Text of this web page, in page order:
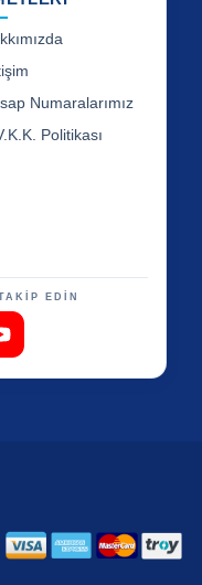
Numaralarımız
Politikası
EDİN